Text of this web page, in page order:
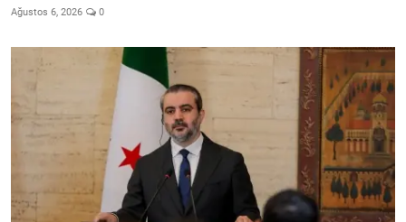
Ağustos 6, 2026 0